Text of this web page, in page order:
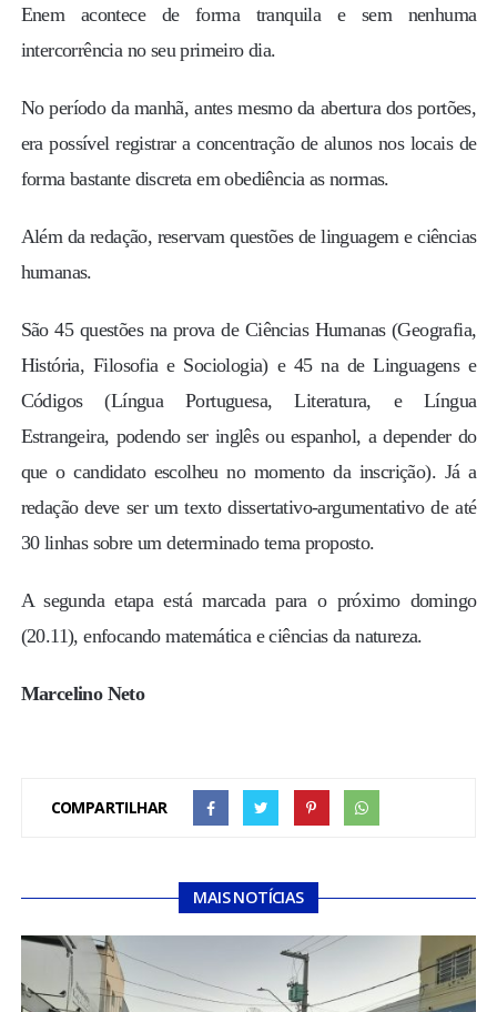
Enem acontece de forma tranquila e sem nenhuma
intercorrência no seu primeiro dia.
No período da manhã, antes mesmo da abertura dos portões,
era possível registrar a concentração de alunos nos locais de
forma bastante discreta em obediência as normas.
Além da redação, reservam questões de linguagem e ciências
humanas.
São 45 questões na prova de Ciências Humanas (Geografia,
História, Filosofia e Sociologia) e 45 na de Linguagens e
Códigos (Língua Portuguesa, Literatura, e Língua
Estrangeira, podendo ser inglês ou espanhol, a depender do
que o candidato escolheu no momento da inscrição). Já a
redação deve ser um texto dissertativo-argumentativo de até
30 linhas sobre um determinado tema proposto.
A segunda etapa está marcada para o próximo domingo
(20.11), enfocando matemática e ciências da natureza.
Marcelino Neto
COMPARTILHAR
MAIS NOTÍCIAS